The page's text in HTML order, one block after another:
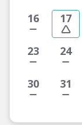
16 17
23 24
30 31